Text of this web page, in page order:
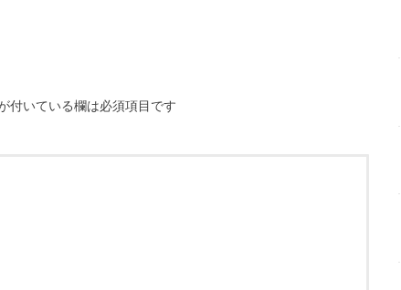
付いている欄は必須項目です